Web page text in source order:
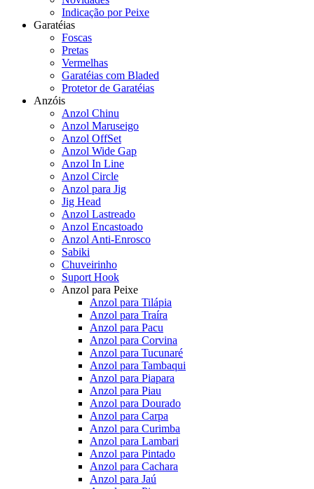
Indicação por Peixe
Garatéias
Foscas
Pretas
Vermelhas
Garatéias com Bladed
Protetor de Garatéias
Anzóis
Anzol Chinu
Anzol Maruseigo
Anzol OffSet
Anzol Wide Gap
Anzol In Line
Anzol Circle
Anzol para Jig
Jig Head
Anzol Lastreado
Anzol Encastoado
Anzol Anti-Enrosco
Sabiki
Chuveirinho
Suport Hook
Anzol para Peixe
Anzol para Tilápia
Anzol para Traíra
Anzol para Pacu
Anzol para Corvina
Anzol para Tucunaré
Anzol para Tambaqui
Anzol para Piapara
Anzol para Piau
Anzol para Dourado
Anzol para Carpa
Anzol para Curimba
Anzol para Lambari
Anzol para Pintado
Anzol para Cachara
Anzol para Jaú